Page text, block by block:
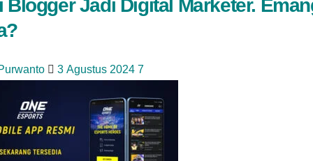
Blogger Jadi Digital Marketer.
3 Agustus 2024 7